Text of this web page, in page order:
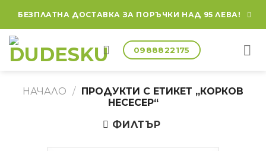
content
БЕЗПЛАТНА ДОСТАВКА ЗА ПОРЪЧКИ НАД 95 ЛЕВА!
0988822175
НАЧАЛО / ПРОДУКТИ С ЕТИКЕТ „КОРКОВ
НЕСЕСЕР“
ФИЛТЪР